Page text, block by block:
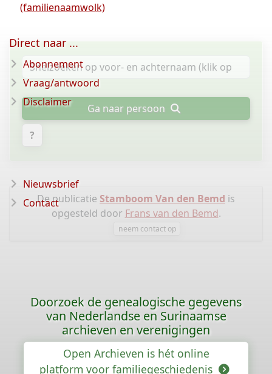
(familienaamwolk)
Ga naar persoon
?
De publicatie Stamboom Van den Bemd is
opgesteld door Frans van den Bemd.
neem contact op
Direct naar ...
Abonnement
Vraag/antwoord
Disclaimer
Nieuwsbrief
Contact
Doorzoek de genealogische gegevens
van Nederlandse en Surinaamse
archieven en verenigingen
Open Archieven is hét online
platform voor familiegeschiedenis